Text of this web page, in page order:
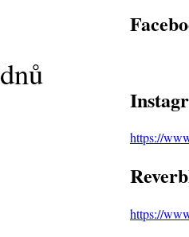
https://
https://